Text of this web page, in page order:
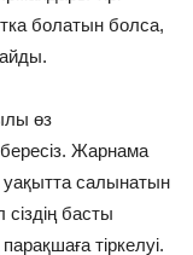
болатын болса,
өз
Жарнама
уақытта салынатын
басты
тіркелуі.